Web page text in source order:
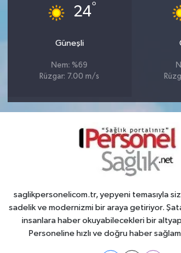
24°
Güneşli
Nem: %69
Rüzgar: 7.00 m/s
saglikpersonelicom.tr, yepyeni temasıyla
sadelik ve modernizmi bir araya getiriyor.
insanlara haber okuyabilecekleri bir
Personeline hızlı ve doğru haber